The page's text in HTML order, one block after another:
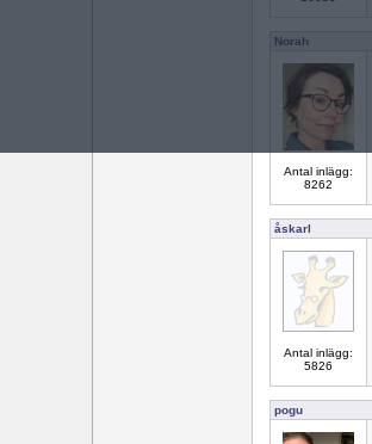
Norah
Antal inlägg:
8262
åskarl
Antal inlägg:
5826
pogu